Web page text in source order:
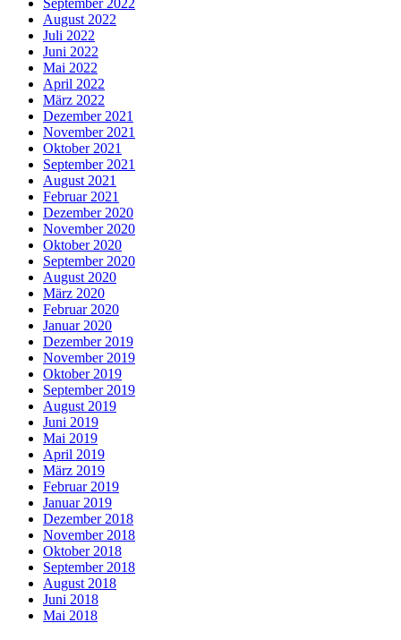
August 2022
Juli 2022
Juni 2022
Mai 2022
April 2022
März 2022
Dezember 2021
November 2021
Oktober 2021
September 2021
August 2021
Februar 2021
Dezember 2020
November 2020
Oktober 2020
September 2020
August 2020
März 2020
Februar 2020
Januar 2020
Dezember 2019
November 2019
Oktober 2019
September 2019
August 2019
Juni 2019
Mai 2019
April 2019
März 2019
Februar 2019
Januar 2019
Dezember 2018
November 2018
Oktober 2018
September 2018
August 2018
Juni 2018
Mai 2018